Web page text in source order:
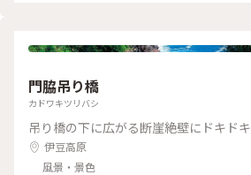
門脇吊り橋
カドワキツリバシ
吊り橋の下に広がる断崖絶壁にドキドキ
伊豆高原
風景・景色